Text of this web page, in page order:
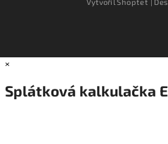
VytvořilShoptet |
×
Splátková kalkulačka